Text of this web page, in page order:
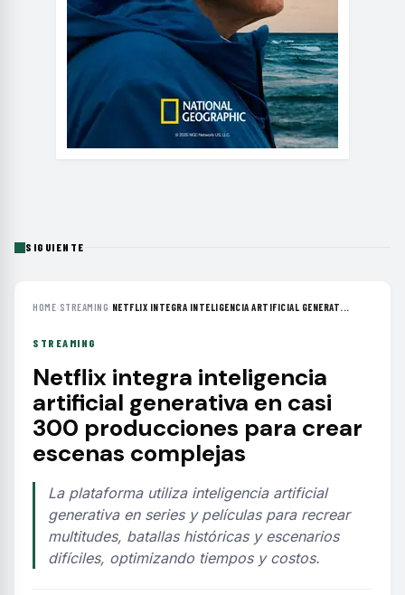
SIGUIENTE
HOME› STREAMING› NETFLIX INTEGRA INTELIGENCIA ARTIFICIAL GENERAT...
STREAMING
Netflix integra inteligencia
artificial generativa en casi
300 producciones para crear
escenas complejas
La plataforma utiliza inteligencia artificial
generativa en series y películas para recrear
multitudes, batallas históricas y escenarios
difíciles, optimizando tiempos y costos.